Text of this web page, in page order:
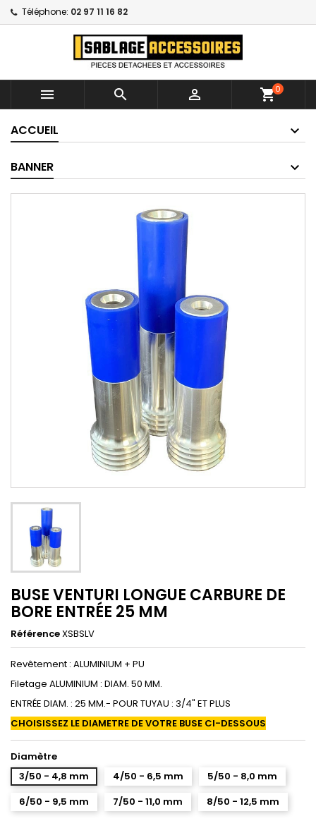
Téléphone: 02 97 11 16 82
   shopping_cart0
ACCUEIL
BANNER
BUSE VENTURI LONGUE CARBURE DE
BORE ENTRÉE 25 MM
RéférenceXSBSLV
Revêtement : ALUMINIUM + PU
Filetage ALUMINIUM : DIAM. 50 MM.
ENTRÉE DIAM. : 25 MM.- POUR TUYAU : 3/4" ET PLUS
CHOISISSEZ LE DIAMETRE DE VOTRE BUSE CI-DESSOUS
Diamètre
3/50 - 4,8 mm
4/50 - 6,5 mm
5/50 - 8,0 mm
6/50 - 9,5 mm
7/50 - 11,0 mm 8/50 - 12,5 mm